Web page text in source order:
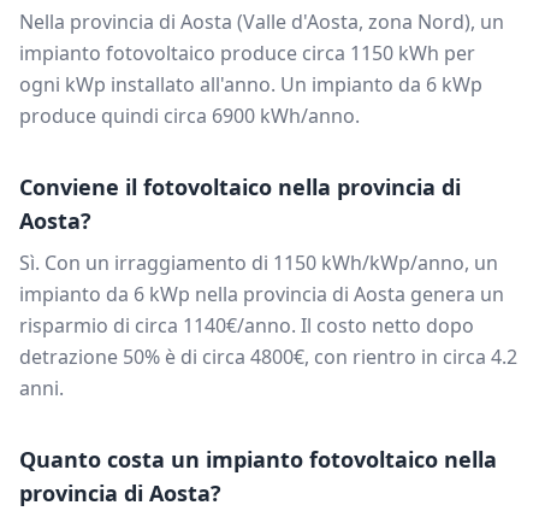
Nella provincia di Aosta (Valle d'Aosta, zona Nord), un
impianto fotovoltaico produce circa 1150 kWh per
ogni kWp installato all'anno. Un impianto da 6 kWp
produce quindi circa 6900 kWh/anno.
Conviene il fotovoltaico nella provincia di
Aosta?
Sì. Con un irraggiamento di 1150 kWh/kWp/anno, un
impianto da 6 kWp nella provincia di Aosta genera un
risparmio di circa 1140€/anno. Il costo netto dopo
detrazione 50% è di circa 4800€, con rientro in circa 4.2
anni.
Quanto costa un impianto fotovoltaico nella
provincia di Aosta?